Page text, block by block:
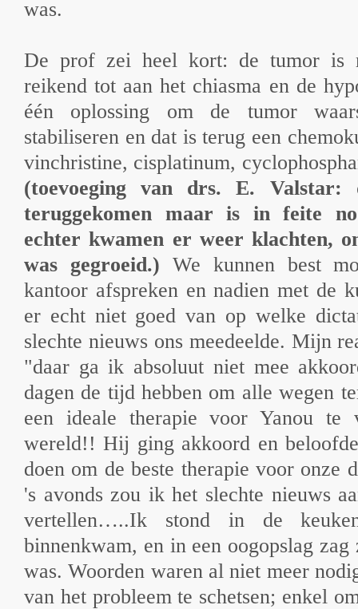
was.
De prof zei heel kort: de tumor is
reikend tot aan het chiasma en de
één oplossing om de tumor
stabiliseren en dat is terug een
vinchristine, cisplatinum,
(toevoeging van drs. E.
teruggekomen maar is in feite
echter kwamen er weer klachten,
was gegroeid.) We kunnen best
kantoor afspreken en nadien met de
er echt niet goed van op welke
slechte nieuws ons meedeelde. Mijn
"daar ga ik absoluut niet mee
dagen de tijd hebben om alle wegen
een ideale therapie voor Yanou te
wereld!! Hij ging akkoord en
doen om de beste therapie voor onze
's avonds zou ik het slechte nieuws
vertellen…..Ik stond in de
binnenkwam, en in een oogopslag
was. Woorden waren al niet meer
van het probleem te schetsen; enkel